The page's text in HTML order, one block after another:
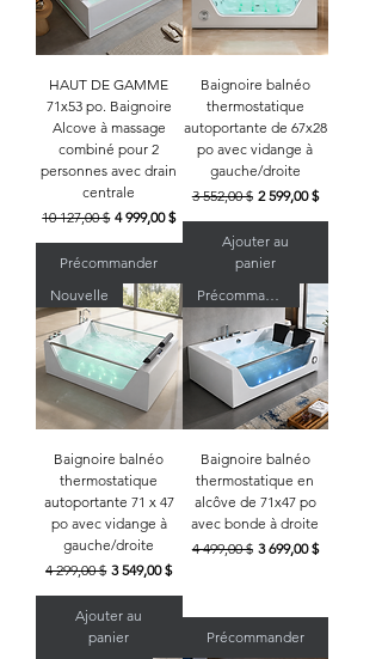
HAUT DE GAMME
71x53 po. Baignoire
Alcove à massage
combiné pour 2
personnes avec drain
centrale
Prix original
10 127,00 $ Prix promotionnel
4 999,00 $
Précommander
Baignoire balnéo
thermostatique
autoportante de 67x28
po avec vidange à
gauche/droite
Prix original
3 552,00 $ Prix promotionnel
2 599,00 $
Ajouter au
panier
Nouvelle
Baignoire balnéo
thermostatique
autoportante 71 x 47
po avec vidange à
gauche/droite
Prix original
4 299,00 $ Prix promotionnel
3 549,00 $
Ajouter au
panier
Précommande · Expédition le 3 septembre
Baignoire balnéo
thermostatique en
alcôve de 71x47 po
avec bonde à droite
Prix original
4 499,00 $ Prix promotionnel
3 699,00 $
Précommander